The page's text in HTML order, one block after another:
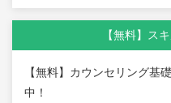
【無料】ス
【無料】カウンセリング基
中！